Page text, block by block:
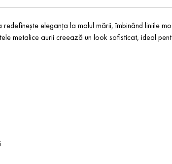
eleganța la malul mării, îmbinând liniile
metalice aurii creează un look sofisticat, ideal